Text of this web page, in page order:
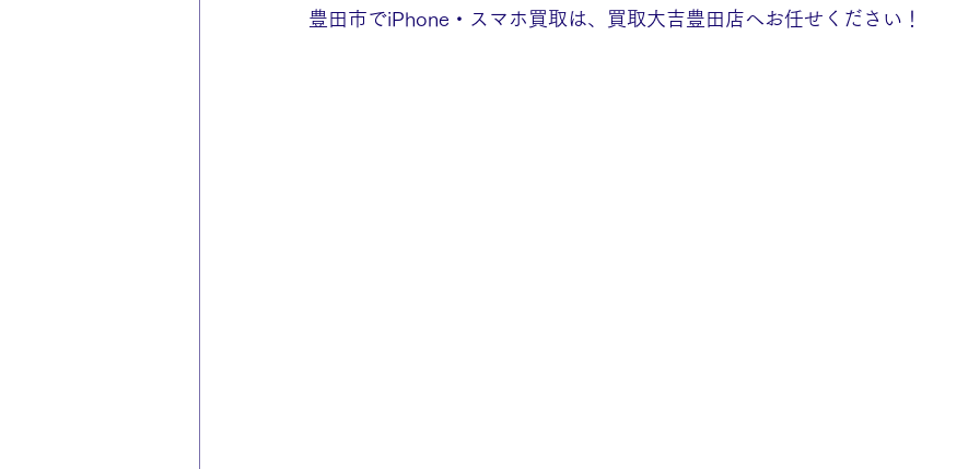
豊田市でiPhone・スマホ買取は、買取大吉豊田店へお任せください！